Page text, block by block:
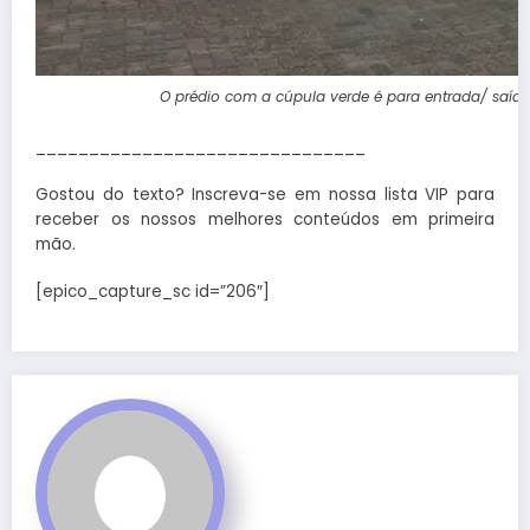
O prédio com a cúpula verde é para entrada/
Gostou do texto? Inscreva-se em nossa lista VIP para
receber os nossos melhores conteúdos em primeira
mão.
[epico_capture_sc id=”206″]